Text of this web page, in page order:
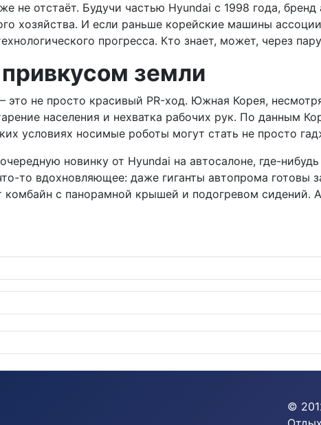
не отстаёт. Будучи частью Hyundai с 1998 года,
хозяйства. И если раньше корейские машины
прогресса. Кто знает, может, через
земли
это не просто красивый PR-ход. Южная Корея,
населения и нехватка рабочих рук. По данным
условиях носимые роботы могут стать не просто
новинку от Hyundai на автосалоне, где-
то вдохновляющее: даже гиганты автопрома
комбайн с панорамной крышей и подогревом сидений.
Show 2025: Неофициальная афтерпати для тех, кто в теме
©